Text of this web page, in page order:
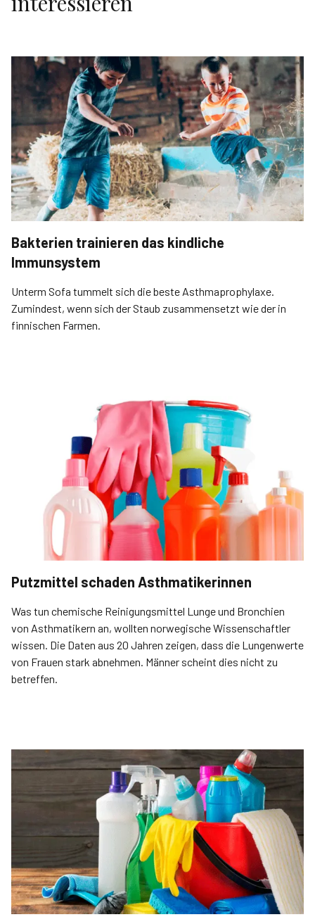
Bakterien trainieren das kindliche
Immunsystem
Unterm Sofa tummelt sich die beste Asthmaprophylaxe.
Zumindest, wenn sich der Staub zusammensetzt wie der in
finnischen Farmen.
Putzmittel schaden Asthmatikerinnen
Was tun chemische Reinigungsmittel Lunge und Bronchien
von Asthmatikern an, wollten norwegische Wissenschaftler
wissen. Die Daten aus 20 Jahren zeigen, dass die Lungenwerte
von Frauen stark abnehmen. Männer scheint dies nicht zu
betreffen.